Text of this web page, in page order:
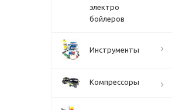
электро
бойлеров
Инструменты
Компрессоры